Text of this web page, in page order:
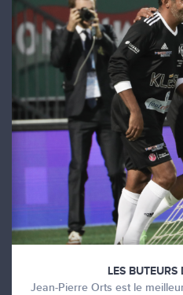
LES BUTEURS
Jean-Pierre Orts est le